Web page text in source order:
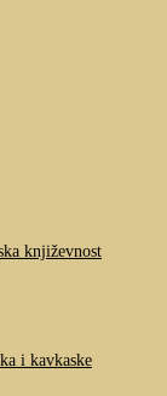
književnost
i kavkaske